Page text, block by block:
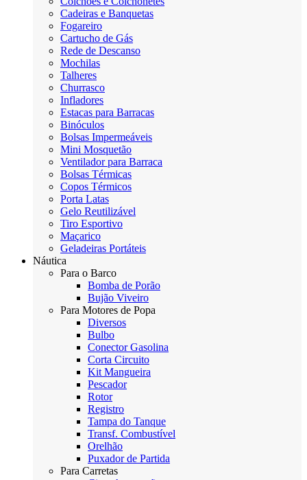
Cadeiras e Banquetas
Fogareiro
Cartucho de Gás
Rede de Descanso
Mochilas
Talheres
Churrasco
Infladores
Estacas para Barracas
Binóculos
Bolsas Impermeáveis
Mini Mosquetão
Ventilador para Barraca
Bolsas Térmicas
Copos Térmicos
Porta Latas
Gelo Reutilizável
Tiro Esportivo
Maçarico
Geladeiras Portáteis
Náutica
Para o Barco
Bomba de Porão
Bujão Viveiro
Para Motores de Popa
Diversos
Bulbo
Conector Gasolina
Corta Circuito
Kit Mangueira
Pescador
Rotor
Registro
Tampa do Tanque
Transf. Combustível
Orelhão
Puxador de Partida
Para Carretas